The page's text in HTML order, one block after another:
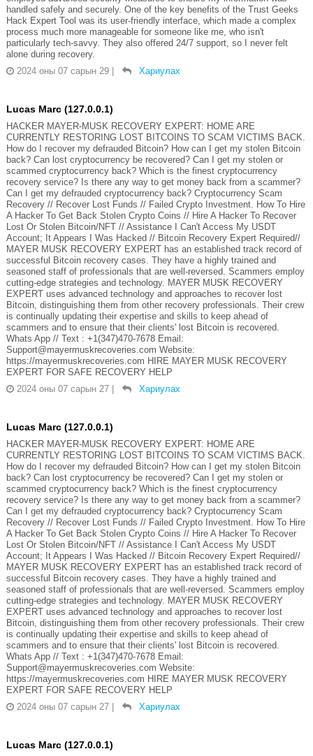
handled safely and securely. One of the key benefits of the Trust Geeks
Hack Expert Tool was its user-friendly interface, which made a complex
process much more manageable for someone like me, who isn't
particularly tech-savvy. They also offered 24/7 support, so I never felt
alone during recovery.
2024 оны 07 сарын 29
Хариулах
Lucas Marc (127.0.0.1)
HACKER MAYER-MUSK RECOVERY EXPERT: HOME ARE
CURRENTLY RESTORING LOST BITCOINS TO SCAM VICTIMS BACK.
How do I recover my defrauded Bitcoin? How can I get my stolen Bitcoin
back? Can lost cryptocurrency be recovered? Can I get my stolen or
scammed cryptocurrency back? Which is the finest cryptocurrency
recovery service? Is there any way to get money back from a scammer?
Can I get my defrauded cryptocurrency back? Cryptocurrency Scam
Recovery // Recover Lost Funds // Failed Crypto Investment. How To Hire
A Hacker To Get Back Stolen Crypto Coins // Hire A Hacker To Recover
Lost Or Stolen Bitcoin/NFT // Assistance I Can't Access My USDT
Account; It Appears I Was Hacked // Bitcoin Recovery Expert Required//
MAYER MUSK RECOVERY EXPERT has an established track record of
successful Bitcoin recovery cases. They have a highly trained and
seasoned staff of professionals that are well-reversed. Scammers employ
cutting-edge strategies and technology. MAYER MUSK RECOVERY
EXPERT uses advanced technology and approaches to recover lost
Bitcoin, distinguishing them from other recovery professionals. Their crew
is continually updating their expertise and skills to keep ahead of
scammers and to ensure that their clients' lost Bitcoin is recovered.
Whats App // Text : +1(347)470-7678 Email:
Support@mayermuskrecoveries.com Website:
https://mayermuskrecoveries.com HIRE MAYER MUSK RECOVERY
EXPERT FOR SAFE RECOVERY HELP
2024 оны 07 сарын 27
Хариулах
Lucas Marc (127.0.0.1)
HACKER MAYER-MUSK RECOVERY EXPERT: HOME ARE
CURRENTLY RESTORING LOST BITCOINS TO SCAM VICTIMS BACK.
How do I recover my defrauded Bitcoin? How can I get my stolen Bitcoin
back? Can lost cryptocurrency be recovered? Can I get my stolen or
scammed cryptocurrency back? Which is the finest cryptocurrency
recovery service? Is there any way to get money back from a scammer?
Can I get my defrauded cryptocurrency back? Cryptocurrency Scam
Recovery // Recover Lost Funds // Failed Crypto Investment. How To Hire
A Hacker To Get Back Stolen Crypto Coins // Hire A Hacker To Recover
Lost Or Stolen Bitcoin/NFT // Assistance I Can't Access My USDT
Account; It Appears I Was Hacked // Bitcoin Recovery Expert Required//
MAYER MUSK RECOVERY EXPERT has an established track record of
successful Bitcoin recovery cases. They have a highly trained and
seasoned staff of professionals that are well-reversed. Scammers employ
cutting-edge strategies and technology. MAYER MUSK RECOVERY
EXPERT uses advanced technology and approaches to recover lost
Bitcoin, distinguishing them from other recovery professionals. Their crew
is continually updating their expertise and skills to keep ahead of
scammers and to ensure that their clients' lost Bitcoin is recovered.
Whats App // Text : +1(347)470-7678 Email:
Support@mayermuskrecoveries.com Website:
https://mayermuskrecoveries.com HIRE MAYER MUSK RECOVERY
EXPERT FOR SAFE RECOVERY HELP
2024 оны 07 сарын 27
Хариулах
Lucas Marc (127.0.0.1)